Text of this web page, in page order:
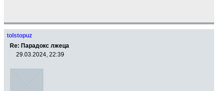
tolstopuz
Re: Парадокс лжеца
29.03.2024, 22:39